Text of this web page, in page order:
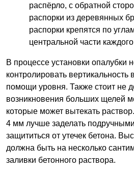
распёрло, с обратной
распорки из деревянных
распорки крепятся по
центральной части
В процессе установки опалубки
контролировать вертикальность
помощи уровня. Также стоит не
возникновения больших щелей
которые может вытекать
4 мм лучше заделать
защититься от утечек бетона.
должна быть на несколько
заливки бетонного раствора.